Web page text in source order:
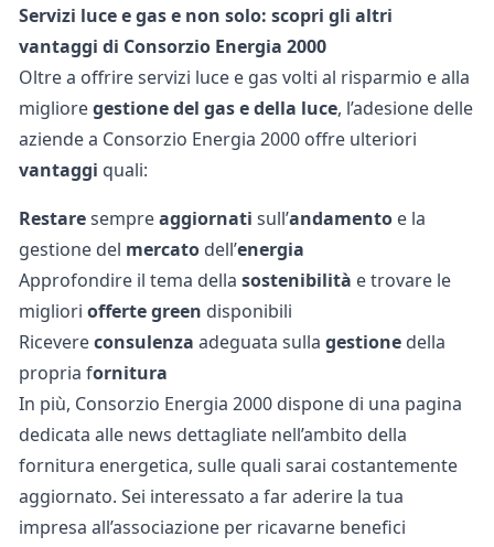
Servizi luce e gas e non solo: scopri gli altri
vantaggi di Consorzio Energia 2000
Oltre a offrire servizi luce e gas volti al risparmio e alla
miglioregestione del gas e della luce, l’adesione delle
aziende a Consorzio Energia 2000 offre ulteriori
vantaggi quali:
Restaresempreaggiornati sull’andamento e la
gestione del mercato dell’energia
Approfondire il tema della sostenibilità e trovare le
migliori offerte green disponibili
Ricevereconsulenza adeguata sulla gestione della
propria fornitura
In più, Consorzio Energia 2000 dispone di una pagina
dedicata alle news dettagliate nell’ambito della
fornitura energetica, sulle quali sarai costantemente
aggiornato. Sei interessato a far aderire la tua
impresa all’associazione per ricavarne benefici